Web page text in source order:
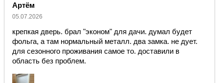
Артём
05.07.2026
крепкая дверь. брал "эконом" для дачи. думал будет
фольга, а там нормальный металл. два замка. не дует.
для сезонного проживания самое то. доставили в
область без проблем.